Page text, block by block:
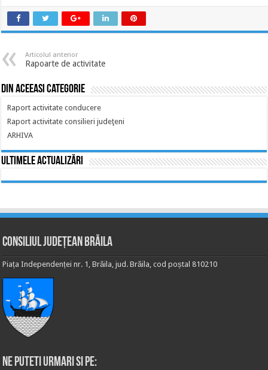
Articolul anterior
Rapoarte de activitate
Din aceeasi categorie
Raport activitate conducere
Raport activitate consilieri judeţeni
ARHIVA
Ultimele actualizări
Consiliul Județean Brăila
Piața Independenței nr. 1, Brăila, jud. Brăila, cod poștal 810210
Ne puteti urmari si pe: